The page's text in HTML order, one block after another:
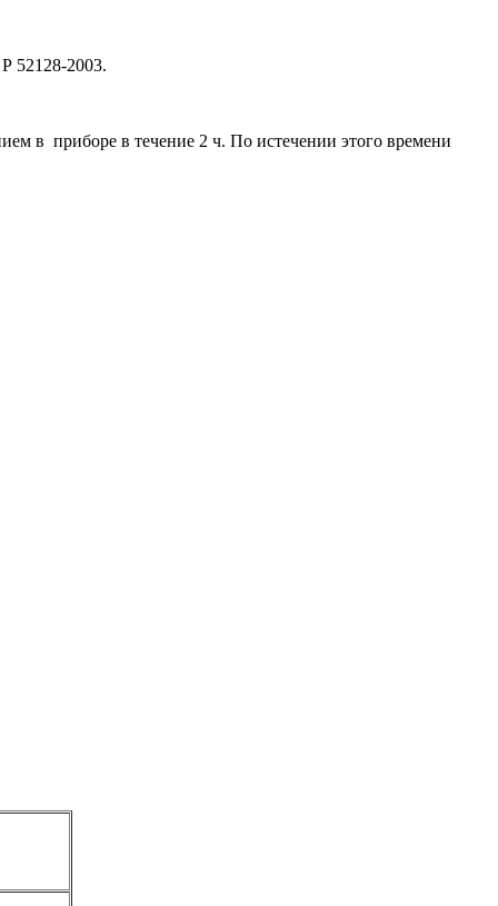
52128-2003.
в приборе в течение 2 ч. По истечении этого времени